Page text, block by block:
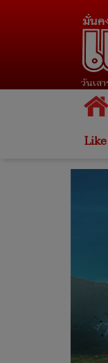
วันเส